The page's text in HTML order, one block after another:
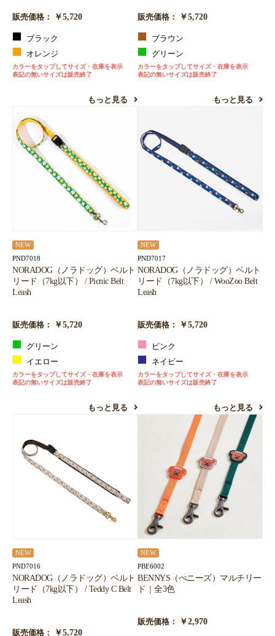
販売価格： ￥5,720
ブラック
オレンジ
カラーをタップしてサイズ・在庫を表示
表記の無いサイズは販売終了
もっと見る
販売価格： ￥5,720
ブラウン
グリーン
カラーをタップしてサイズ・在庫を表示
表記の無いサイズは販売終了
もっと見る
NEW
PND7018
NORADOG（ノラドッグ）ベルト
リード（7kg以下） / Picnic Belt
Leash
販売価格： ￥5,720
グリーン
イエロー
カラーをタップしてサイズ・在庫を表示
表記の無いサイズは販売終了
もっと見る
NEW
PND7017
NORADOG（ノラドッグ）ベルト
リード（7kg以下） / WooZoo Belt
Leash
販売価格： ￥5,720
ピンク
ネイビー
カラーをタップしてサイズ・在庫を表示
表記の無いサイズは販売終了
もっと見る
NEW
PND7016
NORADOG（ノラドッグ）ベルト
リード（7kg以下） / Teddy C Belt
Leash
販売価格： ￥5,720
NEW
PBE6002
BENNYS（べニーズ）マルチリー
ド｜全3色
販売価格： ￥2,970